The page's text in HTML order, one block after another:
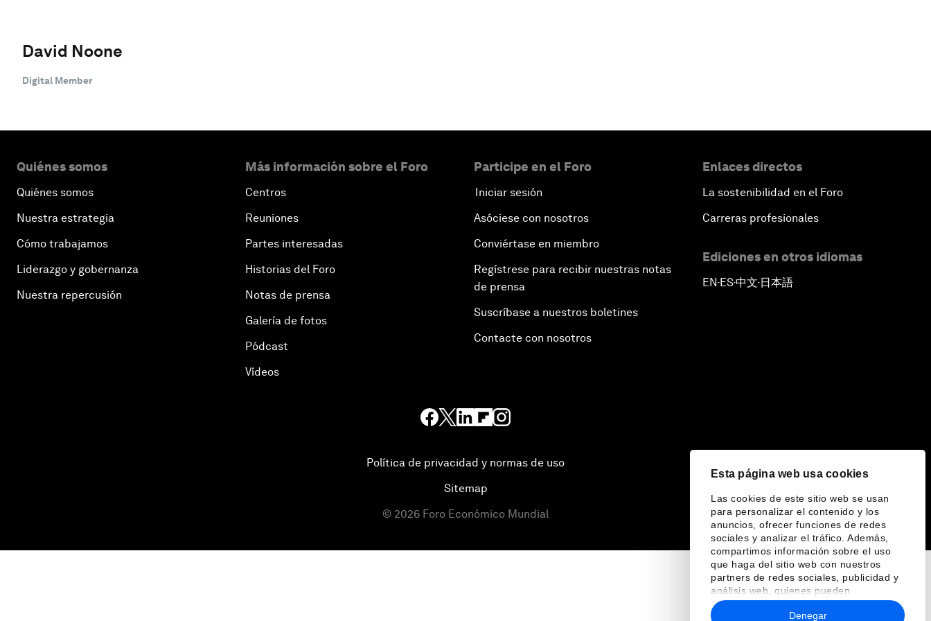
Esta página web usa cookies
Las cookies de este sitio web se usan
para personalizar el contenido y los
anuncios, ofrecer funciones de redes
sociales y analizar el tráfico. Además,
compartimos información sobre el uso
que haga del sitio web con nuestros
partners de redes sociales, publicidad y
análisis web, quienes pueden
combinarla con otra información que les
haya proporcionado o que hayan
Denegar
David Noone
Digital Member
Quiénes somos
Quiénes somos
Nuestra estrategia
Cómo trabajamos
Liderazgo y gobernanza
Nuestra repercusión
Más información sobre el Foro
Centros
Reuniones
Partes interesadas
Historias del Foro
Notas de prensa
Galería de fotos
Pódcast
Vídeos
Participe en el Foro
Iniciar sesión
Asóciese con nosotros
Conviértase en miembro
Regístrese para recibir nuestras notas
de prensa
Suscríbase a nuestros boletines
Contacte con nosotros
Enlaces directos
La sostenibilidad en el Foro
Carreras profesionales
Ediciones en otros idiomas
EN▪ES▪中文▪ 日本語
Política de privacidad y normas de uso
Sitemap
© 2026 Foro Económico Mundial